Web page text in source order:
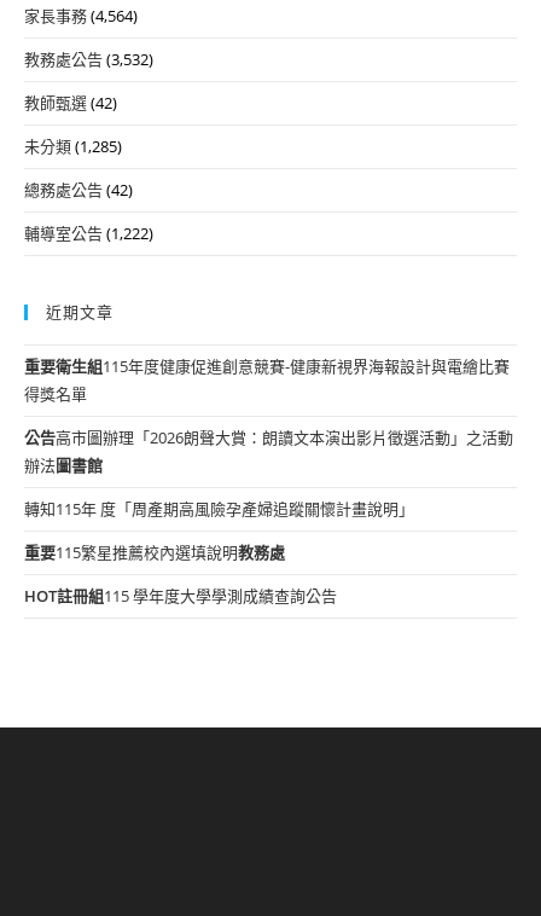
家長事務(4,564)
教務處公告(3,532)
教師甄選(42)
未分類(1,285)
總務處公告(42)
輔導室公告(1,222)
近期文章
重要衛生組115年度健康促進創意競賽-健康新視界海報設計與電繪比賽
得獎名單
公告高市圖辦理「2026朗聲大賞：朗讀文本演出影片徵選活動」之活動
辦法圖書館
轉知115年 度「周產期高風險孕產婦追蹤關懷計畫說明」
重要115繁星推薦校內選填說明教務處
HOT註冊組115 學年度大學學測成績查詢公告